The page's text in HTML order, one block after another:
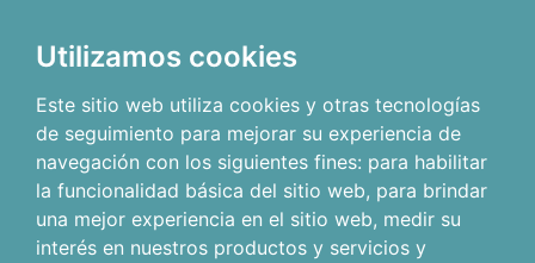
Utilizamos cookies
Este sitio web utiliza cookies y otras tecnologías
de seguimiento para mejorar su experiencia de
navegación con los siguientes fines: para habilitar
la funcionalidad básica del sitio web, para brindar
una mejor experiencia en el sitio web, medir su
interés en nuestros productos y servicios y